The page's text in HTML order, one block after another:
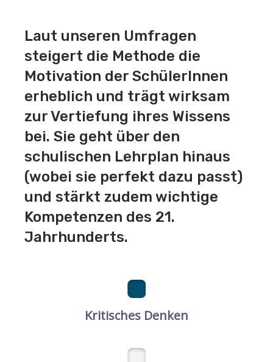
Laut unseren Umfragen
steigert die Methode die
Motivation der SchülerInnen
erheblich und trägt wirksam
zur Vertiefung ihres Wissens
bei. Sie geht über den
schulischen Lehrplan hinaus
(wobei sie perfekt dazu passt)
und stärkt zudem wichtige
Kompetenzen des 21.
Jahrhunderts.
Kritisches Denken